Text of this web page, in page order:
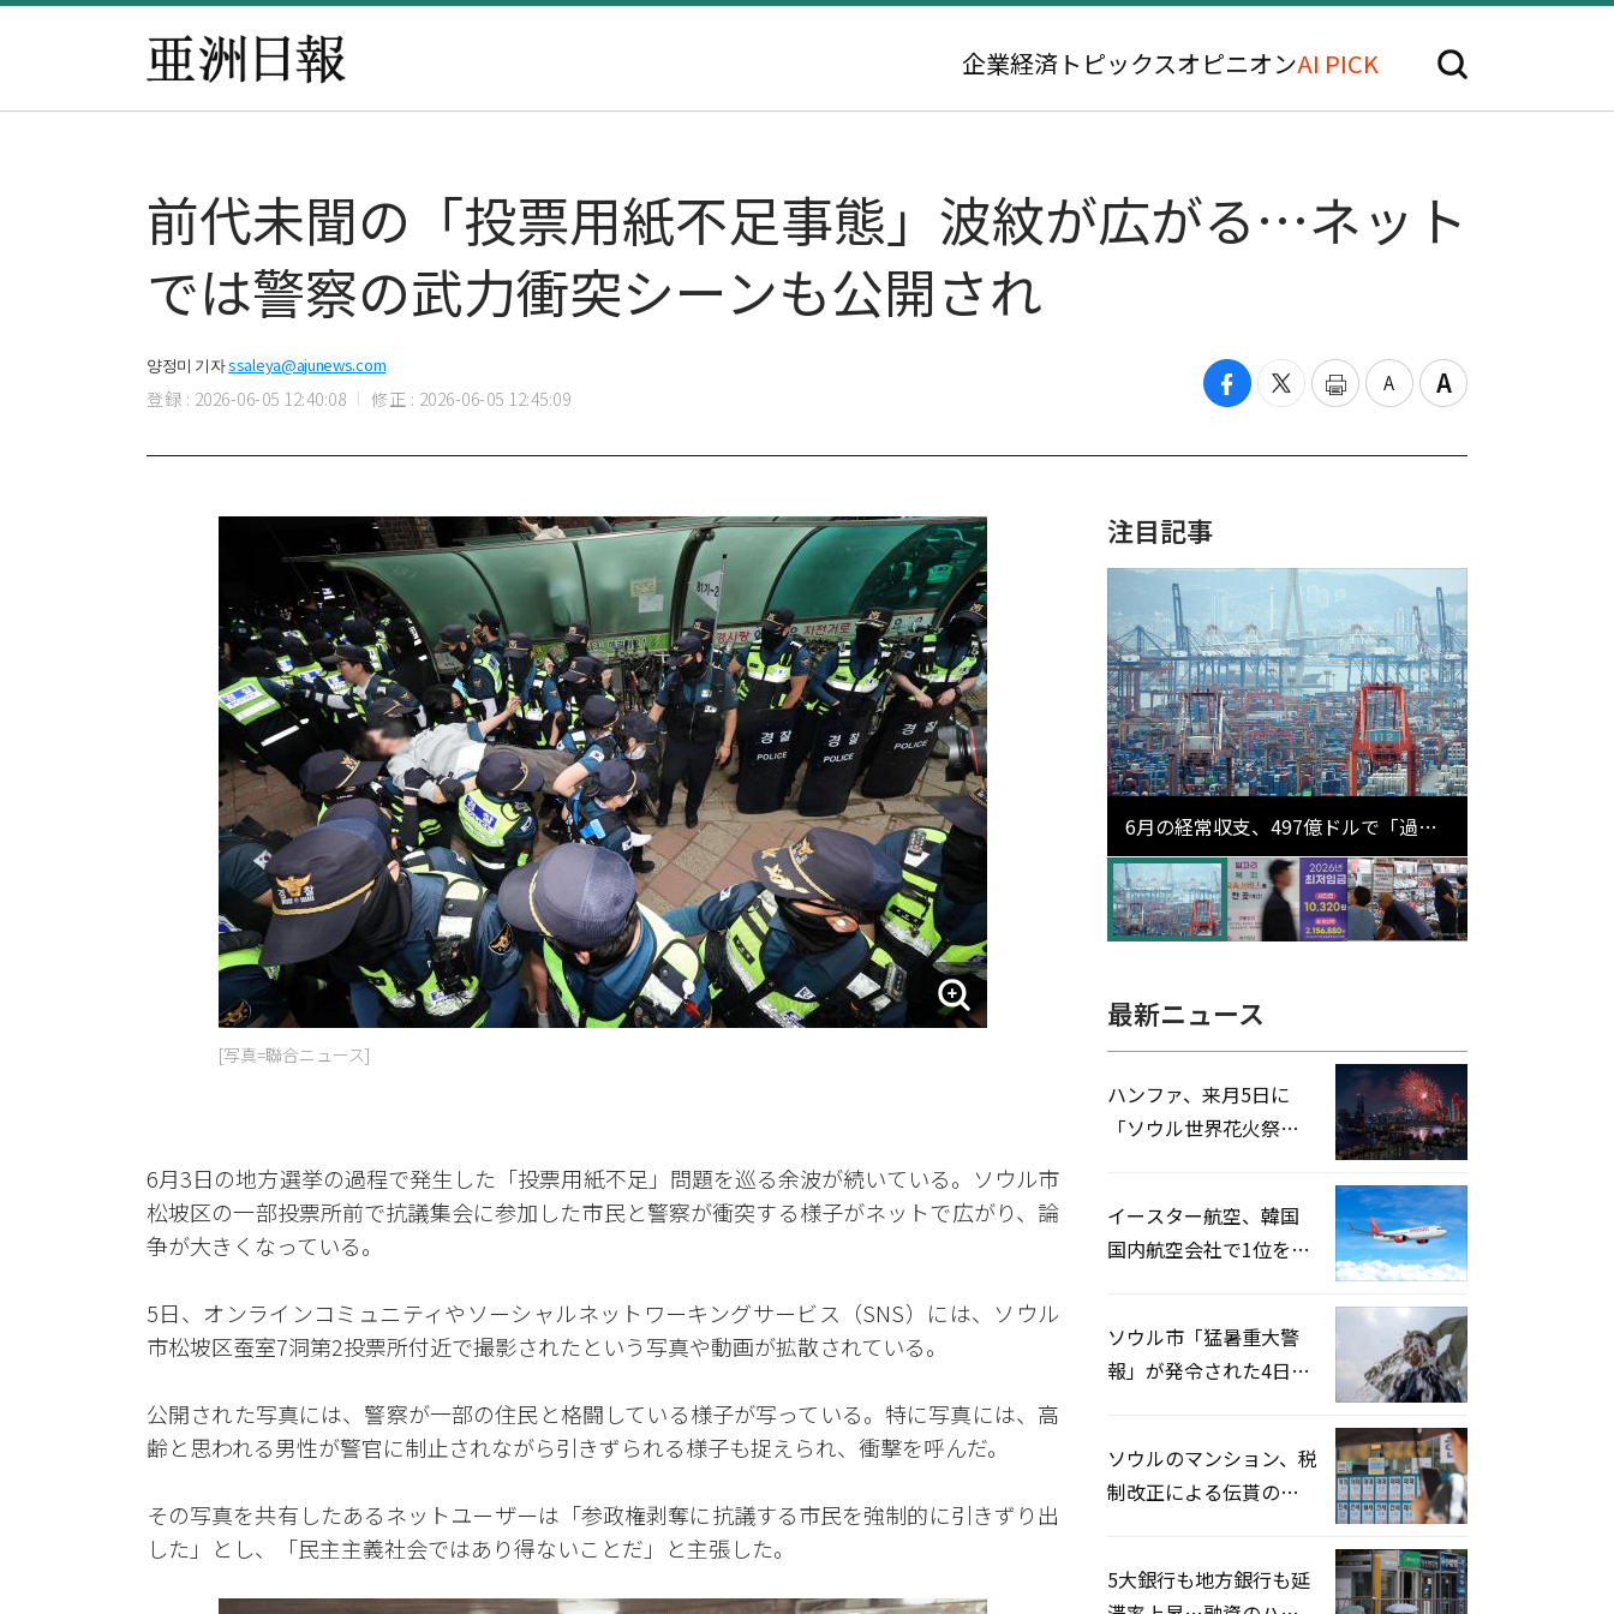
企業経済 トピックスオピニオンAI PICK
前代未聞の「投票用紙不足事態」波紋が広がる…ネット
では警察の武力衝突シーンも公開され
양정미 기자ssaleya@ajunews.com
登録 : 2026-06-05 12:40:08 修正 : 2026-06-05 12:45:09
[写真=聯合ニュース]
6月3日の地方選挙の過程で発生した「投票用紙不足」問題を巡る余波が続いている。ソウル市
松坡区の一部投票所前で抗議集会に参加した市民と警察が衝突する様子がネットで広がり、論
争が大きくなっている。
5日、オンラインコミュニティやソーシャルネットワーキングサービス（SNS）には、ソウル
市松坡区蚕室7洞第2投票所付近で撮影されたという写真や動画が拡散されている。
公開された写真には、警察が一部の住民と格闘している様子が写っている。特に写真には、高
齢と思われる男性が警官に制止されながら引きずられる様子も捉えられ、衝撃を呼んだ。
その写真を共有したあるネットユーザーは「参政権剥奪に抗議する市民を強制的に引きずり出
した」とし、「民主主義社会ではあり得ないことだ」と主張した。
注目記事
6月の経常収支、497億ドルで「過去
最大」…輸出が初の1000億ドル突破
最新ニュース
ハンファ、来月5日に
「ソウル世界花火祭り
イースター航空、韓国
国内航空会社で1位を記
ソウル市「猛暑重大警
報」が発令された4日、
ソウルのマンション、税
制改正による伝貰の月
5大銀行も地方銀行も延